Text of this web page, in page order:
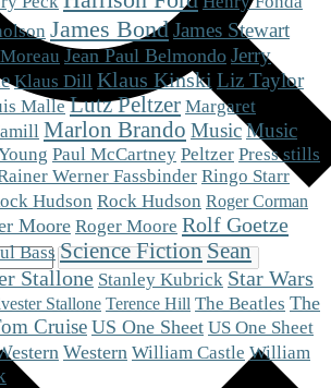
James BondJames Stewart
Jean Paul Belmondo Jerry
Klaus Dill Klaus Kinski Liz Taylor
Malle Lutz Peltzer Margaret
Marlon Brando MusicMusic
Paul McCartney Peltzer Press stills
Werner Fassbinder Ringo Starr
Hudson Rock Hudson Roger Corman
Moore Roger Moore Rolf Goetze
Bass Science FictionSean
Stallone Stanley Kubrick Star Wars
Stallone Terence Hill The Beatles The
CruiseUS One Sheet US One Sheet
Western William Castle William